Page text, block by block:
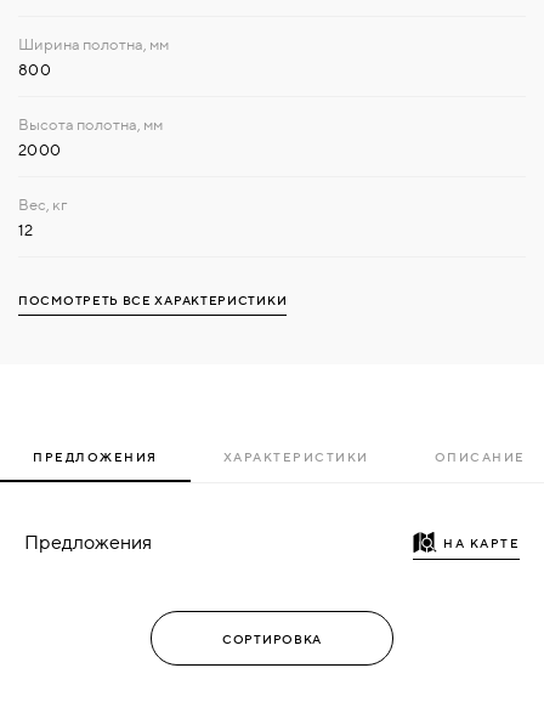
800
2000
12
ПОСМОТРЕТЬ ВСЕ ХАРАКТЕРИСТИКИ
ПРЕДЛОЖЕНИЯ ХАРАКТЕРИСТИКИ ОПИСАНИЕ
Предложения НА КАРТЕ